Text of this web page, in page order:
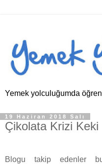
Yemek yolculuğumda
19 Haziran 2018 Salı
Çikolata Krizi Keki
Blogu takip edenler